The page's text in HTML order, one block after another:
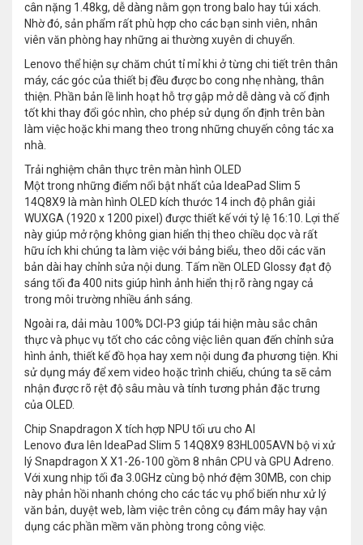
cân nặng 1.48kg, dễ dàng nằm gọn trong balo hay túi xách.
Nhờ đó, sản phẩm rất phù hợp cho các bạn sinh viên, nhân
viên văn phòng hay những ai thường xuyên di chuyển.
Lenovo thể hiện sự chăm chút tỉ mỉ khi ở từng chi tiết trên thân
máy, các góc của thiết bị đều được bo cong nhẹ nhàng, thân
thiện. Phần bản lề linh hoạt hỗ trợ gập mở dễ dàng và cố định
tốt khi thay đổi góc nhìn, cho phép sử dụng ổn định trên bàn
làm việc hoặc khi mang theo trong những chuyến công tác xa
nhà.
Trải nghiệm chân thực trên màn hình OLED
Một trong những điểm nổi bật nhất của IdeaPad Slim 5
14Q8X9 là màn hình OLED kích thước 14 inch độ phân giải
WUXGA (1920 x 1200 pixel) được thiết kế với tỷ lệ 16:10. Lợi thế
này giúp mở rộng không gian hiển thị theo chiều dọc và rất
hữu ích khi chúng ta làm việc với bảng biểu, theo dõi các văn
bản dài hay chỉnh sửa nội dung. Tấm nền OLED Glossy đạt độ
sáng tối đa 400 nits giúp hình ảnh hiển thị rõ ràng ngay cả
trong môi trường nhiều ánh sáng.
Ngoài ra, dải màu 100% DCI-P3 giúp tái hiện màu sắc chân
thực và phục vụ tốt cho các công việc liên quan đến chỉnh sửa
hình ảnh, thiết kế đồ họa hay xem nội dung đa phương tiện. Khi
sử dụng máy để xem video hoặc trình chiếu, chúng ta sẽ cảm
nhận được rõ rệt độ sâu màu và tính tương phản đặc trưng
của OLED.
Chip Snapdragon X tích hợp NPU tối ưu cho AI
Lenovo đưa lên IdeaPad Slim 5 14Q8X9 83HL005AVN bộ vi xử
lý Snapdragon X X1-26-100 gồm 8 nhân CPU và GPU Adreno.
Với xung nhịp tối đa 3.0GHz cùng bộ nhớ đệm 30MB, con chip
này phản hồi nhanh chóng cho các tác vụ phổ biến như xử lý
văn bản, duyệt web, làm việc trên công cụ đám mây hay vận
dụng các phần mềm văn phòng trong công việc.